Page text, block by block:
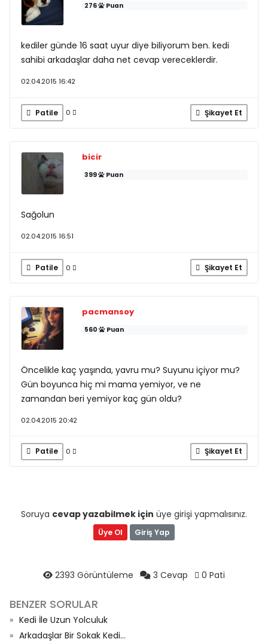
276 Puan
kediler günde 16 saat uyur diye biliyorum ben. kedi
sahibi arkadaşlar daha net cevap vereceklerdir.
02.04.2015 16:42
Patile 0 Şikayet Et
bicir
399 Puan
Sağolun
02.04.2015 16:51
Patile 0 Şikayet Et
pacmansoy
560 Puan
Öncelikle kaç yaşında, yavru mu? Suyunu içiyor mu?
Gün boyunca hiç mi mama yemiyor, ve ne
zamandan beri yemiyor kaç gün oldu?
02.04.2015 20:42
Patile 0 Şikayet Et
Soruya cevap yazabilmek için üye girişi yapmalısınız.
Üye Ol Giriş Yap
2393 Görüntüleme 3 Cevap 0 Pati
BENZER SORULAR
Kedi İle Uzun Yolculuk
Arkadaşlar Bir Sokak Kedi...